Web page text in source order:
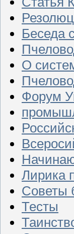
Беседа
О
Форум
Лирика
Советы
Тесты